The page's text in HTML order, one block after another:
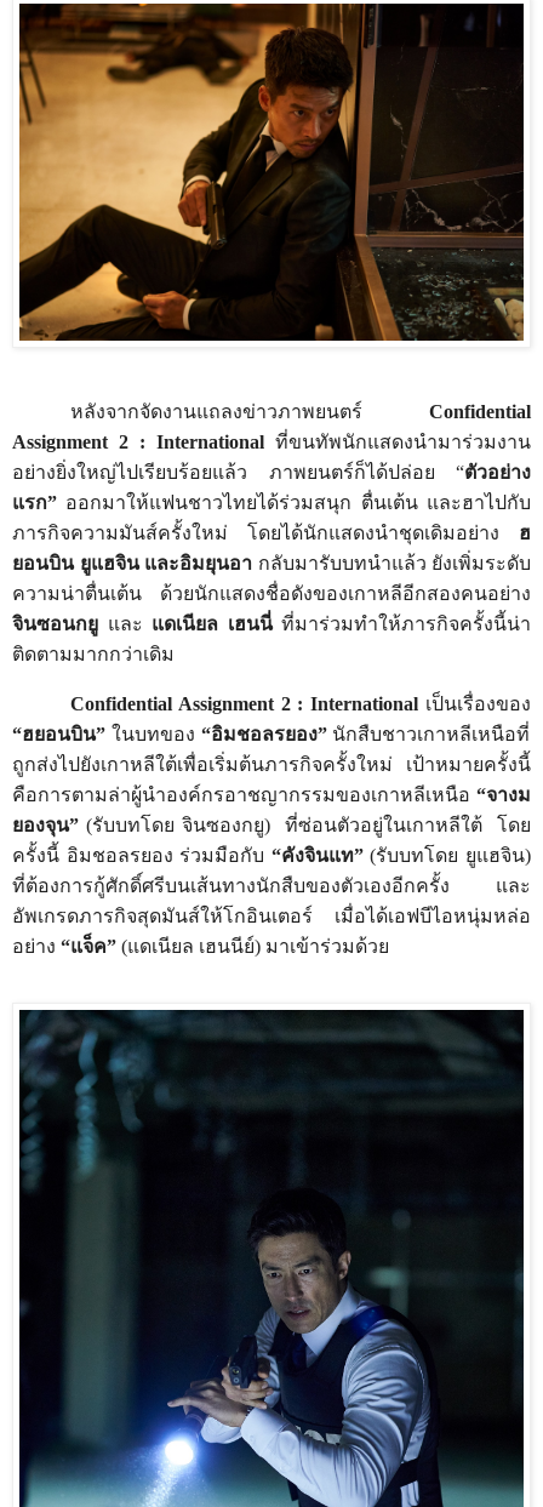
หลังจากจัดงานแถลงข่าวภาพยนตร์ Confidential
Assignment 2 : International ที่ขนทัพนักแสดงนำมาร่วมงาน
อย่างยิ่งใหญ่ไปเรียบร้อยแล้ว ภาพยนตร์ก็ได้ปล่อย “ตัวอย่าง
แรก” ออกมาให้แฟนชาวไทยได้ร่วมสนุก ตื่นเต้น และฮาไปกับ
ภารกิจความมันส์ครั้งใหม่ โดยได้นักแสดงนำชุดเดิมอย่าง ฮ
ยอนบิน ยูแฮจิน และอิมยุนอา กลับมารับบทนำแล้ว ยังเพิ่มระดับ
ความน่าตื่นเต้น ด้วยนักแสดงชื่อดังของเกาหลีอีกสองคนอย่าง
จินซอนกยู และ แดเนียล เฮนนี่ที่มาร่วมทำให้ภารกิจครั้งนี้น่า
ติดตามมากกว่าเดิม
Confidential Assignment 2 : International เป็นเรื่องของ
“ฮยอนบิน” ในบทของ “อิมชอลรยอง” นักสืบชาวเกาหลีเหนือที่
ถูกส่งไปยังเกาหลีใต้เพื่อเริ่มต้นภารกิจครั้งใหม่ เป้าหมายครั้งนี้
คือการตามล่าผู้นำองค์กรอาชญากรรมของเกาหลีเหนือ “จางม
ยองจุน” (รับบทโดย จินซองกยู) ที่ซ่อนตัวอยู่ในเกาหลีใต้
โดย
ครั้งนี้ อิมชอลรยอง ร่วมมือกับ “คังจินแท”(รับบทโดย ยูแฮจิน)
ที่ต้องการกู้ศักดิ์ศรีบนเส้นทางนักสืบของตัวเองอีกครั้ง และ
อัพเกรดภารกิจสุดมันส์ให้โกอินเตอร์ เมื่อได้เอฟบีไอหนุ่มหล่อ
อย่าง “แจ็ค” (แดเนียล เฮนนีย์) มาเข้าร่วมด้วย